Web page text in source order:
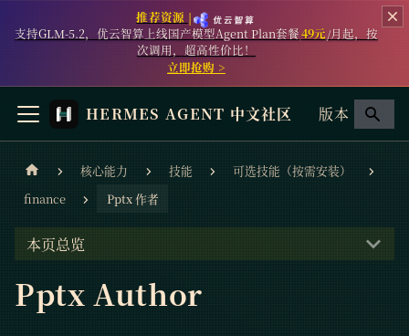
推荐资源 |
支持GLM-5.2，优云智算上线国产模型Agent Plan套餐49元/月起，按
次调用，超高性价比！
立即抢购 >
HERMES AGENT 中文社区 版本
核心能力 技能
可选技能（按需安装）
finance
Pptx 作者
本页总览
Pptx Author